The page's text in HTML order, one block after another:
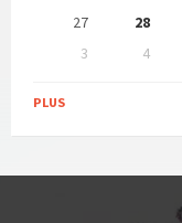
calendrier
27
28
3
4
aux
jours
PLUS